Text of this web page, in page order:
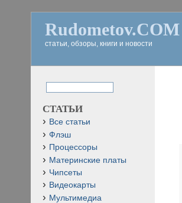
Rudometov.COM
статьи, обзоры, книги и новости
СТАТЬИ
Все статьи
Флэш
Процессоры
Материнские платы
Чипсеты
Видеокарты
Мультимедиа